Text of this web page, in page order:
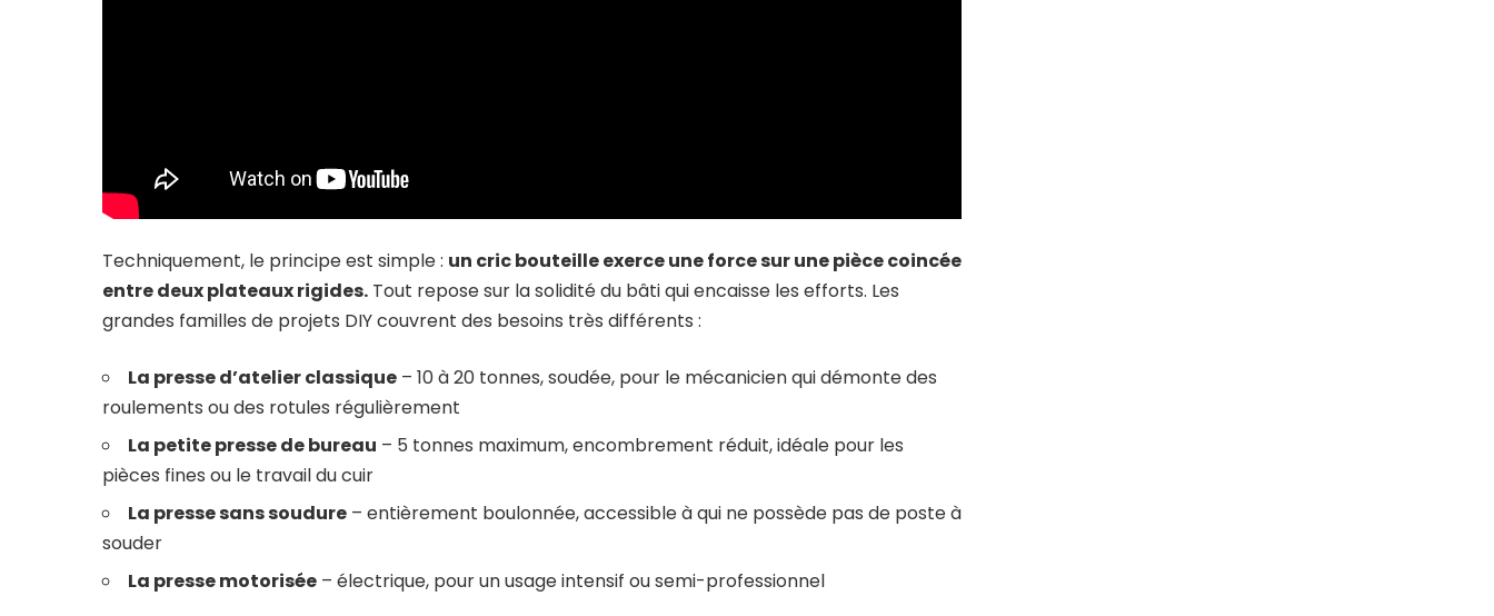
Techniquement, le principe est simple : un cric bouteille exerce une force sur une pièce coincée
entre deux plateaux rigides. Tout repose sur la solidité du bâti qui encaisse les efforts. Les
grandes familles de projets DIY couvrent des besoins très différents :
La presse d’atelier classique – 10 à 20 tonnes, soudée, pour le mécanicien qui démonte des
roulements ou des rotules régulièrement
La petite presse de bureau – 5 tonnes maximum, encombrement réduit, idéale pour les
pièces fines ou le travail du cuir
La presse sans soudure – entièrement boulonnée, accessible à qui ne possède pas de poste à
souder
La presse motorisée – électrique, pour un usage intensif ou semi-professionnel